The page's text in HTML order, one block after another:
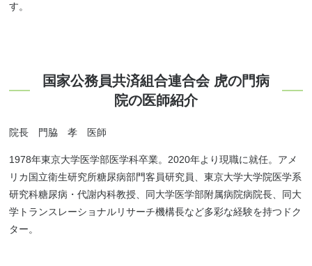
す。
国家公務員共済組合連合会 虎の門病
院の医師紹介
院長 門脇 孝 医師
1978年東京大学医学部医学科卒業。2020年より現職に就任。アメ
リカ国立衛生研究所糖尿病部門客員研究員、東京大学大学院医学系
研究科糖尿病・代謝内科教授、同大学医学部附属病院病院長、同大
学トランスレーショナルリサーチ機構長など多彩な経験を持つドク
ター。